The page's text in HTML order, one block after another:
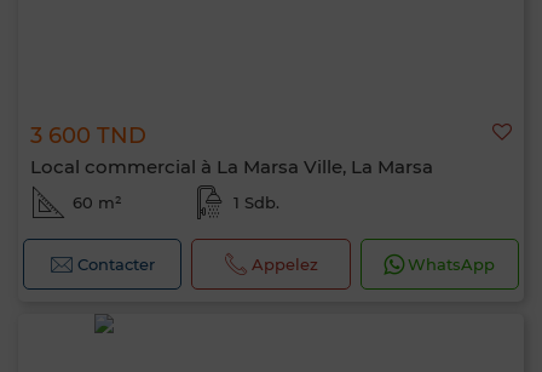
3 600 TND
Local commercial à La Marsa Ville, La Marsa
60 m² 1 Sdb.
Contacter Appelez WhatsApp